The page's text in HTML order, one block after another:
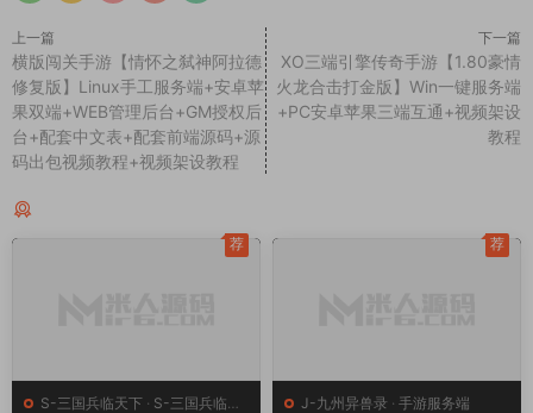
上一篇
横版闯关手游【情怀之弑神阿拉德
修复版】Linux手工服务端+安卓苹
果双端+WEB管理后台+GM授权后
台+配套中文表+配套前端源码+源
码出包视频教程+视频架设教程
下一篇
XO三端引擎传奇手游【1.80豪情
火龙合击打金版】Win一键服务端
+PC安卓苹果三端互通+视频架设
教程
S-三国兵临天下 · S-三国兵临天
荐
J-九州异兽录 · 手游服务端
荐